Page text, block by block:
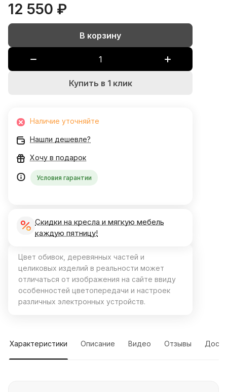
12 550 ₽
В корзину
Купить в 1 клик
Наличие уточняйте
Нашли дешевле?
Хочу в подарок
Условия гарантии
Скидки на кресла и мягкую мебель
каждую пятницу!
Цвет обивок, деревянных частей и
целиковых изделий в реальности может
отличаться от изображения на сайте ввиду
особенностей цветопередачи и настроек
различных электронных устройств.
Характеристики Описание Видео Отзывы